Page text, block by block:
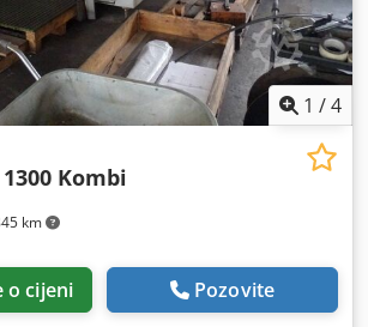
1 /4
km
1300 Kombi
o cijeni Pozovite